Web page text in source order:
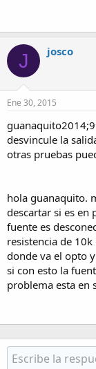
J josco
Ene 30, 2015
desvincule la
otras pruebas
hola guanaquito.
descartar si es en
fuente es
resistencia de
donde va el opto
si con esto la
problema esta en